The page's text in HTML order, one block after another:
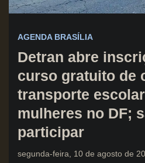
AGENDA BRASÍLIA
Detran abre
curso gratuito de
transporte
mulheres no DF;
participar
segunda-feira, 10 de agosto de